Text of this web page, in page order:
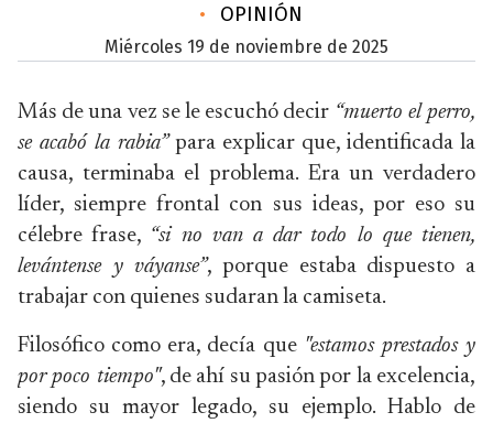
• OPINIÓN
miércoles 19 de noviembre de 2025
Más de una vez se le escuchó decir “muerto el perro,
se acabó la rabia”para explicar que, identificada la
causa, terminaba el problema. Era un verdadero
líder, siempre frontal con sus ideas, por eso su
célebre frase, “si no van a dar todo lo que tienen,
levántense y váyanse”, porque estaba dispuesto a
trabajar con quienes sudaran la camiseta.
Filosófico como era, decía que "estamos prestados y
por poco tiempo", de ahí su pasión por la excelencia,
siendo su mayor legado, su ejemplo. Hablo de